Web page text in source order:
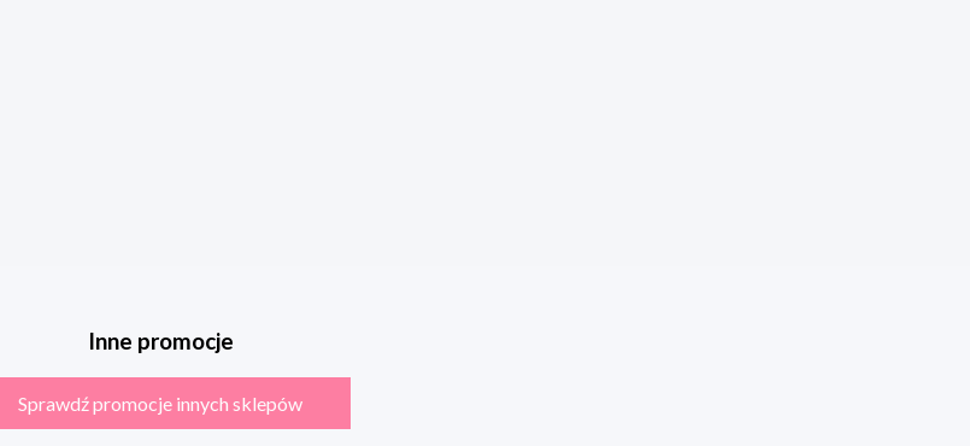
Inne promocje
Sprawdź promocje innych sklepów